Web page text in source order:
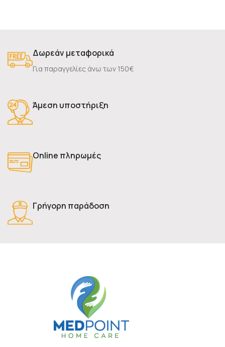
Δωρεάν μεταφορικά
Για παραγγελίες άνω των 150€
Άμεση υποστήριξη
Online πληρωμές
Γρήγορη παράδοση